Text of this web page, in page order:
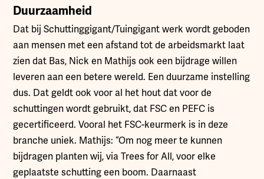
Duurzaamheid
Dat bij Schuttinggigant/Tuingigant werk wordt geboden
aan mensen met een afstand tot de arbeidsmarkt laat
zien dat Bas, Nick en Mathijs ook een bijdrage willen
leveren aan een betere wereld. Een duurzame instelling
dus. Dat geldt ook voor al het hout dat voor de
schuttingen wordt gebruikt, dat FSC en PEFC is
gecertificeerd. Vooral het FSC-keurmerk is in deze
branche uniek. Mathijs: “Om nog meer te kunnen
bijdragen planten wij, via Trees for All, voor elke
geplaatste schutting een boom. Daarnaast